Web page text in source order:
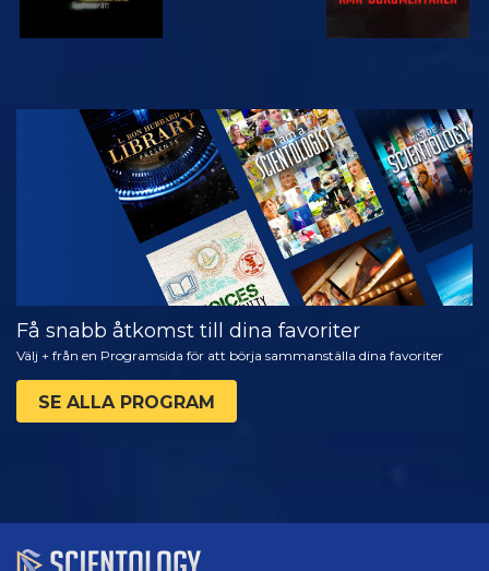
TITTA
UTFORSKA
SERIEN
Få snabb åtkomst till dina favoriter
Välj + från en Programsida för att börja sammanställa dina favoriter
SE ALLA PROGRAM